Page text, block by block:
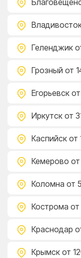
Геленджик
Грозный от
Егорьевск
Иркутск от
Каспийск от
Кемерово
Коломна от
Кострома
Краснодар
Крымск от